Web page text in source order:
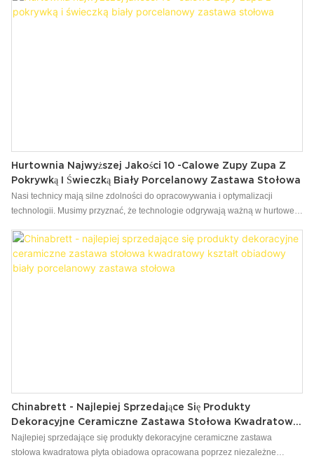
Hurtownia Najwyższej Jakości 10 -calowe Zupy Zupa Z
Pokrywką I Świeczką Biały Porcelanowy Zastawa Stołowa
Nasi technicy mają silne zdolności do opracowywania i optymalizacji
technologii. Musimy przyznać, że technologie odgrywają ważną w hurtowej
produkcji pokrywki i świec. Jest używany głównie w terenie (teraz 餐具.
Chinabrett - Najlepiej Sprzedające Się Produkty
Dekoracyjne Ceramiczne Zastawa Stołowa Kwadratowy
Kształt Obiadowy Biały Porcelanowy Zastawa Stołowa
Najlepiej sprzedające się produkty dekoracyjne ceramiczne zastawa
stołowa kwadratowa płyta obiadowa opracowana poprzez niezależne